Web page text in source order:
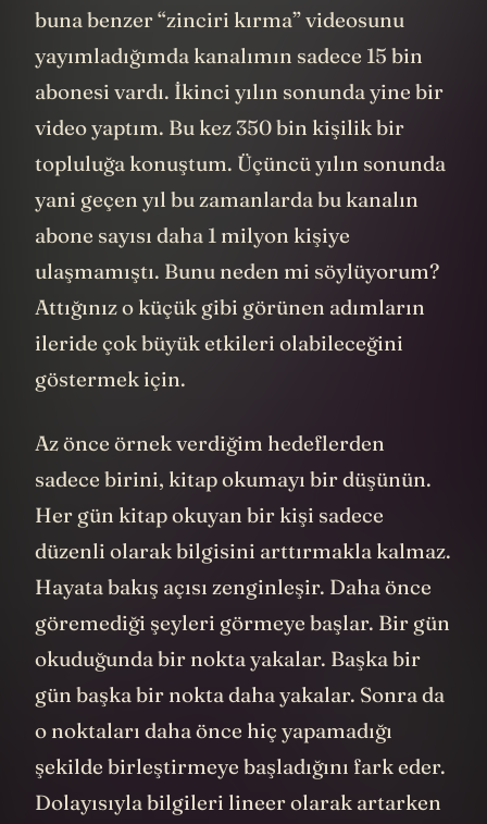
buna benzer “zinciri kırma” videosunu
yayımladığımda kanalımın sadece 15 bin
abonesi vardı. İkinci yılın sonunda yine bir
video yaptım. Bu kez 350 bin kişilik bir
topluluğa konuştum. Üçüncü yılın sonunda
yani geçen yıl bu zamanlarda bu kanalın
abone sayısı daha 1 milyon kişiye
ulaşmamıştı. Bunu neden mi söylüyorum?
Attığınız o küçük gibi görünen adımların
ileride çok büyük etkileri olabileceğini
göstermek için.
Az önce örnek verdiğim hedeflerden
sadece birini, kitap okumayı bir düşünün.
Her gün kitap okuyan bir kişi sadece
düzenli olarak bilgisini arttırmakla kalmaz.
Hayata bakış açısı zenginleşir. Daha önce
göremediği şeyleri görmeye başlar. Bir gün
okuduğunda bir nokta yakalar. Başka bir
gün başka bir nokta daha yakalar. Sonra da
o noktaları daha önce hiç yapamadığı
şekilde birleştirmeye başladığını fark eder.
Dolayısıyla bilgileri lineer olarak artarken